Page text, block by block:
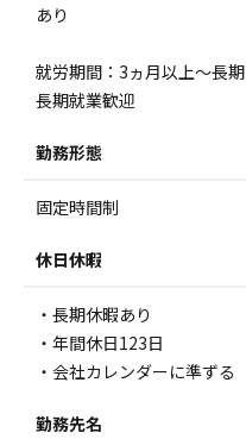
あり
就労期間：3ヵ月以上～長期
長期就業歓迎
勤務形態
固定時間制
休日休暇
・長期休暇あり
・年間休日123日
・会社カレンダーに準ずる
勤務先名